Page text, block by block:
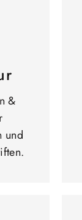
&
und